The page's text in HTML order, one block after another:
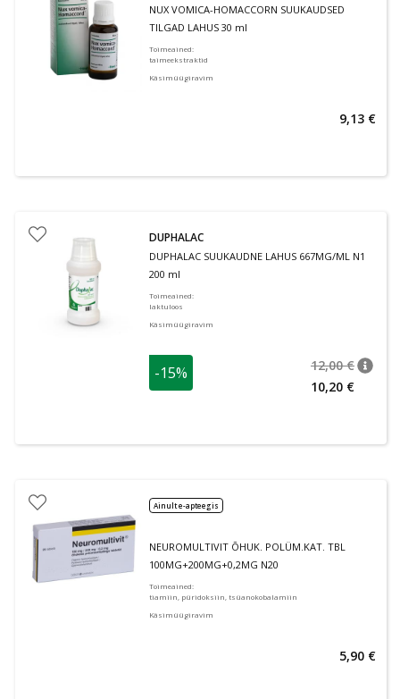
NUX VOMICA-HOMACCORN SUUKAUDSED
TILGAD LAHUS 30 ml
Toimeained:
taimeekstraktid
Käsimüügiravim
9,13 €
DUPHALAC
DUPHALAC SUUKAUDNE LAHUS 667MG/ML N1
200 ml
Toimeained:
laktuloos
Käsimüügiravim
-15% 12,00 €
10,20 €
Ainult e-apteegis
NEUROMULTIVIT ÕHUK. POLÜM.KAT. TBL
100MG+200MG+0,2MG N20
Toimeained:
tiamiin, püridoksiin, tsüanokobalamiin
Käsimüügiravim
5,90 €